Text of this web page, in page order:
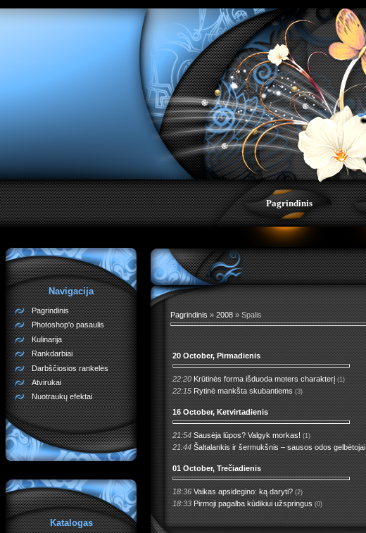
Pagrindinis
Navigacija
Pagrindinis
Photoshop'o pasaulis
Kulinarija
Rankdarbiai
Darbščiosios rankelės
Atvirukai
Nuotraukų efektai
Katalogas
Pagrindinis » 2008 » Spalis
20 October, Pirmadienis
22:20 Krūtinės forma išduoda moters charakterį (1)
22:15 Rytinė mankšta skubantiems (3)
16 October, Ketvirtadienis
21:54 Sausėja lūpos? Valgyk morkas! (1)
21:44 Šaltalankis ir šermukšnis – sausos odos gelbėtojai
01 October, Trečiadienis
18:36 Vaikas apsidegino: ką daryti? (2)
18:33 Pirmoji pagalba kūdikiui užspringus (0)